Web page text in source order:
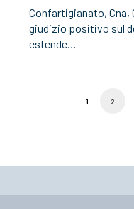
Confartigianato,
giudizio positivo sul
estende…
1 2